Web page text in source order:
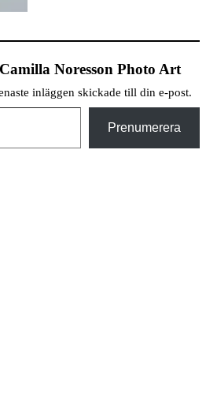
Noresson Photo Art
inläggen skickade till din e-post.
Prenumerera